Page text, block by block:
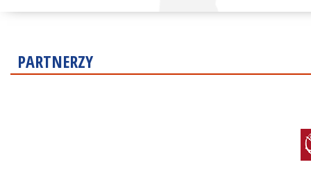
PARTNERZY